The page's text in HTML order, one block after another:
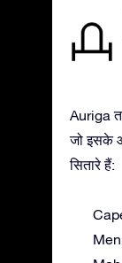
Auriga
जो इसके
सितारे हैं: